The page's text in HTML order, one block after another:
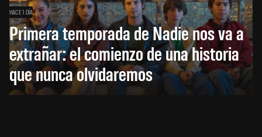
HACE 1 DÍA
Primera temporada de Nadie nos va a
extrañar: el comienzo de una historia
que nunca olvidaremos